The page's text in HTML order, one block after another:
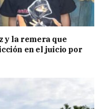
y la remera que
en el juicio por